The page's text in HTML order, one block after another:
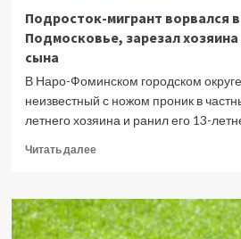
сына
Подросток-мигрант ворвался
Подмосковье, зарезал хозяина
сына
В Наро-Фоминском городском
неизвестный с ножом проник в
летнего хозяина и ранил его 13-
Читать далееПрочитать
Подросток-
мигрант
ворвался